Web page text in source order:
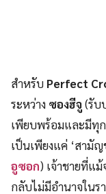
สำหรับ Perfect
ระหว่าง ซองฮีจู(รับ
เพียบพร้อมและมีทุ
เป็นเพียงแค่ ‘สามั
อูซอก) เจ้าชายที่แ
กลับไม่มีอำนาจในร